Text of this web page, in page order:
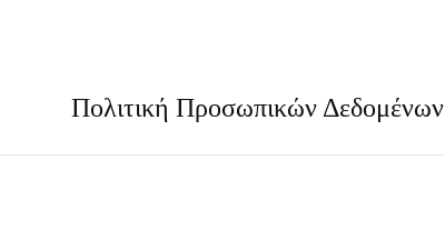
Πολιτική Προσωπικών Δεδομένων